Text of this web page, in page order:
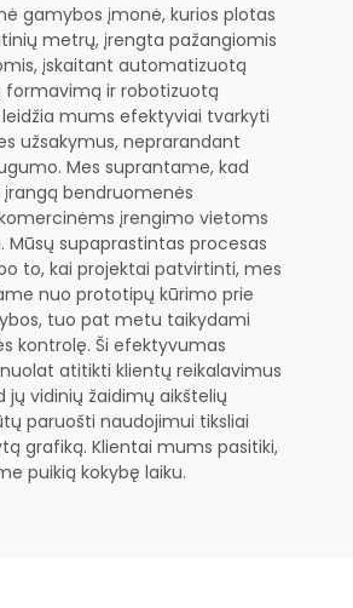
gamybos įmonė, kurios plotas
metrų, įrengta pažangiomis
įskaitant automatizuotą
formavimą ir robotizuotą
mums efektyviai tvarkyti
užsakymus, neprarandant
Mes suprantame, kad
bendruomenės
įrengimo vietoms
Mūsų supaprastintas procesas
to, kai projektai patvirtinti, mes
nuo prototipų kūrimo prie
tuo pat metu taikydami
kontrolę. Ši efektyvumas
atitikti klientų reikalavimus
jų vidinių žaidimų aikštelių
paruošti naudojimui tiksliai
grafiką. Klientai mums pasitiki,
puikią kokybę laiku.